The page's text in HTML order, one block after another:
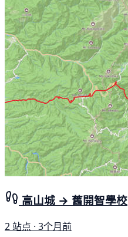
高山城 → 舊開智學校
2 站点 · 3个月前